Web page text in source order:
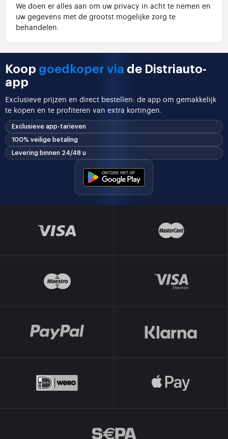
We doen er alles aan om uw privacy in acht te nemen en
uw gegevens met de grootst mogelijke zorg te
behandelen.
Koop goedkoper via de Distriauto-
app
Exclusieve prijzen en direct bestellen: de app om gemakkelijk
te kopen en te profiteren van extra kortingen.
Exclusieve app-tarieven
100% veilige betaling
Levering binnen 24/48 u